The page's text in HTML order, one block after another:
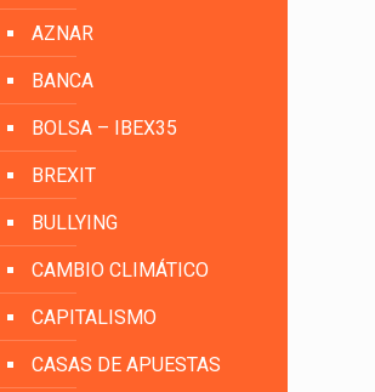
AZNAR
BANCA
BOLSA – IBEX35
BREXIT
BULLYING
CAMBIO CLIMÁTICO
CAPITALISMO
CASAS DE APUESTAS